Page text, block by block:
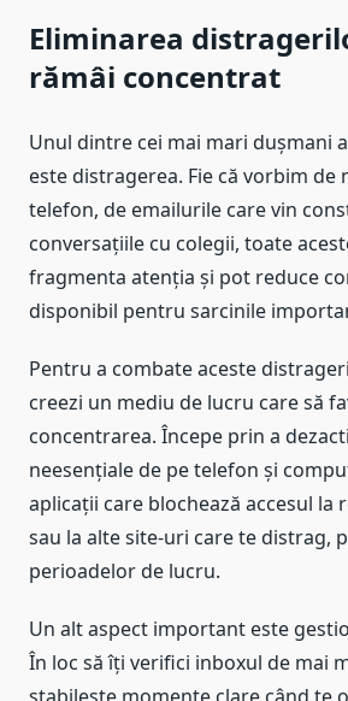
Eliminarea
rămâi concentrat
Unul dintre cei mai mari dușmani
este distragerea. Fie că vorbim de
telefon, de emailurile care vin
conversațiile cu colegii, toate
fragmenta atenția și pot reduce
disponibil pentru sarcinile
Pentru a combate aceste
creezi un mediu de lucru care să
concentrarea. Începe prin a
neesențiale de pe telefon și
aplicații care blochează accesul la
sau la alte site-uri care te distrag,
perioadelor de lucru.
Un alt aspect important este
În loc să îți verifici inboxul de mai